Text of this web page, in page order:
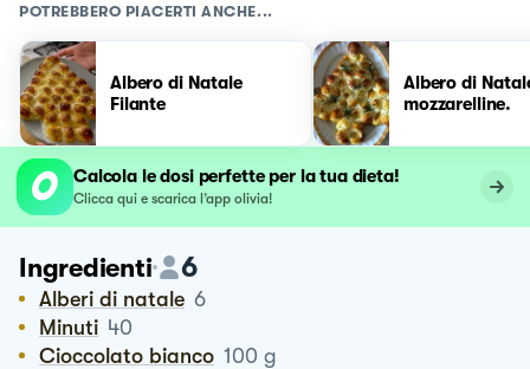
POTREBBERO PIACERTI ANCHE...
Albero di Natale
Filante
Albero di
mozzarelline.
Calcola le dosi perfette per la tua dieta!
Clicca qui e scarica l’app olivia!
Ingredienti 6
Alberi di natale 6
Minuti 40
Cioccolato bianco 100 g